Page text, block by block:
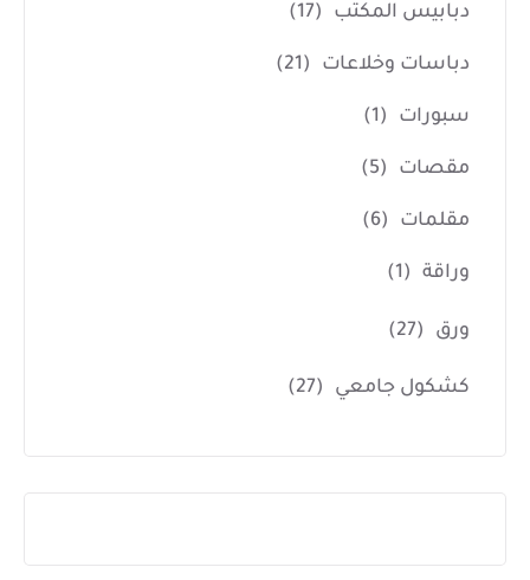
دبابيس المكتب (17)
دباسات وخلاعات (21)
سبورات (1)
مقصات (5)
مقلمات (6)
وراقة (1)
ورق (27)
كشكول جامعي (27)